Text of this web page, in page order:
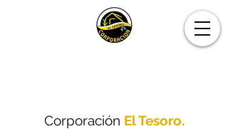
Corporación El Tesoro.